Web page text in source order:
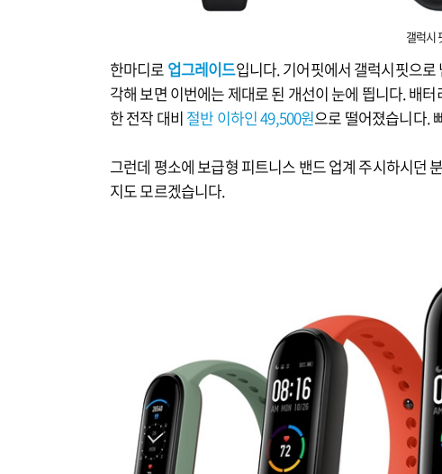
갤럭시
한마디로 업그레이드입니다. 기어핏에서 갤럭시핏으
각해 보면 이번에는 제대로 된 개선이 눈에 띕니다. 배
한 전작 대비 절반 이하인 49,500원으로 떨어졌습니다.
그런데 평소에 보급형 피트니스 밴드 업계 주시하시던
지도 모르겠습니다.